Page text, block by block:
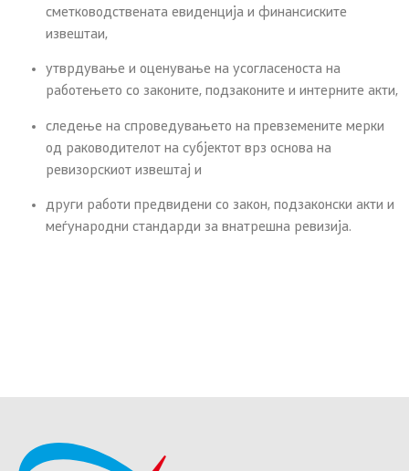
сметководствената евиденција и финансиските
извештаи,
утврдување и оценување на усогласеноста на
работењето со законите, подзаконите и интерните акти,
следење на спроведувањето на превземените мерки
од раководителот на субјектот врз основа на
ревизорскиот извештај и
други работи предвидени со закон, подзаконски акти и
меѓународни стандарди за внатрешна ревизија.